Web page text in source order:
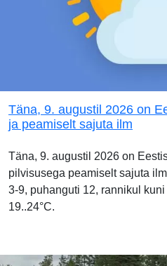
Täna, 9. augustil 2026 on
ja peamiselt sajuta ilm
Täna, 9. augustil 2026 on
pilvisusega peamiselt sajuta
3-9, puhanguti 12, rannikul
19..24°C.